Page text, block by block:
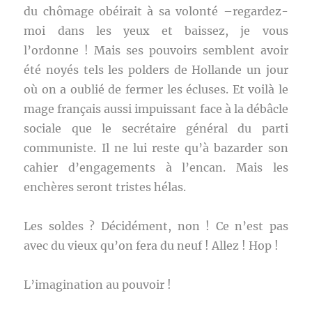
du chômage obéirait à sa volonté –regardez-
moi dans les yeux et baissez, je vous
l’ordonne ! Mais ses pouvoirs semblent avoir
été noyés tels les polders de Hollande un jour
où on a oublié de fermer les écluses. Et voilà le
mage français aussi impuissant face à la débâcle
sociale que le secrétaire général du parti
communiste. Il ne lui reste qu’à bazarder son
cahier d’engagements à l’encan. Mais les
enchères seront tristes hélas.
Les soldes ? Décidément, non ! Ce n’est pas
avec du vieux qu’on fera du neuf ! Allez ! Hop !
L’imagination au pouvoir !